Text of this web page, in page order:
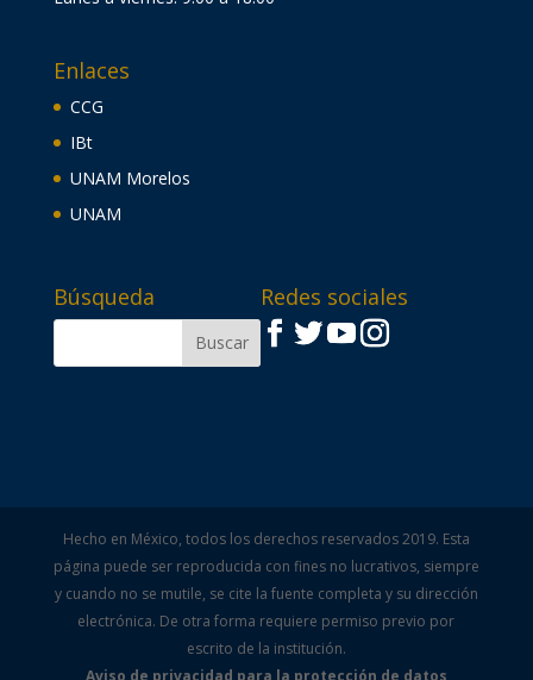
Enlaces
CCG
IBt
UNAM Morelos
UNAM
Búsqueda Redes sociales
Hecho en México, todos los derechos reservados 2019. Esta
página puede ser reproducida con fines no lucrativos, siempre
y cuando no se mutile, se cite la fuente completa y su dirección
electrónica. De otra forma requiere permiso previo por
escrito de la institución.
Aviso de privacidad para la protección de datos